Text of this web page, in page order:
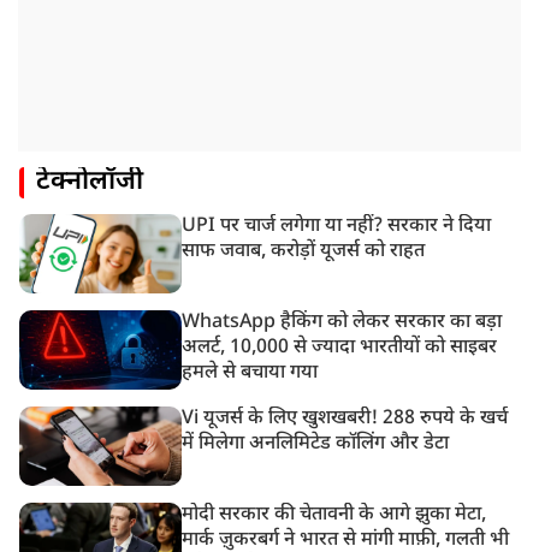
टेक्नोलॉजी
UPI पर चार्ज लगेगा या नहीं? सरकार ने दिया
साफ जवाब, करोड़ों यूजर्स को राहत
WhatsApp हैकिंग को लेकर सरकार का बड़ा
अलर्ट, 10,000 से ज्यादा भारतीयों को साइबर
हमले से बचाया गया
Vi यूजर्स के लिए खुशखबरी! 288 रुपये के खर्च
में मिलेगा अनलिमिटेड कॉलिंग और डेटा
मोदी सरकार की चेतावनी के आगे झुका मेटा,
मार्क ज़ुकरबर्ग ने भारत से मांगी माफ़ी, गलती भी